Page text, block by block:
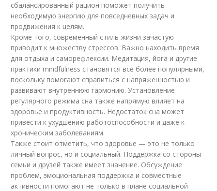
сбалансированный рацион поможет получить
необходимую энергию для повседневных задач и
продвижения к целям.
Кроме того, современный стиль жизни зачастую
приводит к множеству стрессов. Важно находить время
для отдыха и саморефлексии. Медитация, йога и другие
практики mindfulness становятся все более популярными,
поскольку помогают справиться с напряженностью и
развивают внутреннюю гармонию. Установление
регулярного режима сна также напрямую влияет на
здоровье и продуктивность. Недостаток сна может
привести к ухудшению работоспособности и даже к
хроническим заболеваниям.
Также стоит отметить, что здоровье — это не только
личный вопрос, но и социальный. Поддержка со стороны
семьи и друзей также имеет значение. Обсуждение
проблем, эмоциональная поддержка и совместные
активности помогают не только в плане социальной